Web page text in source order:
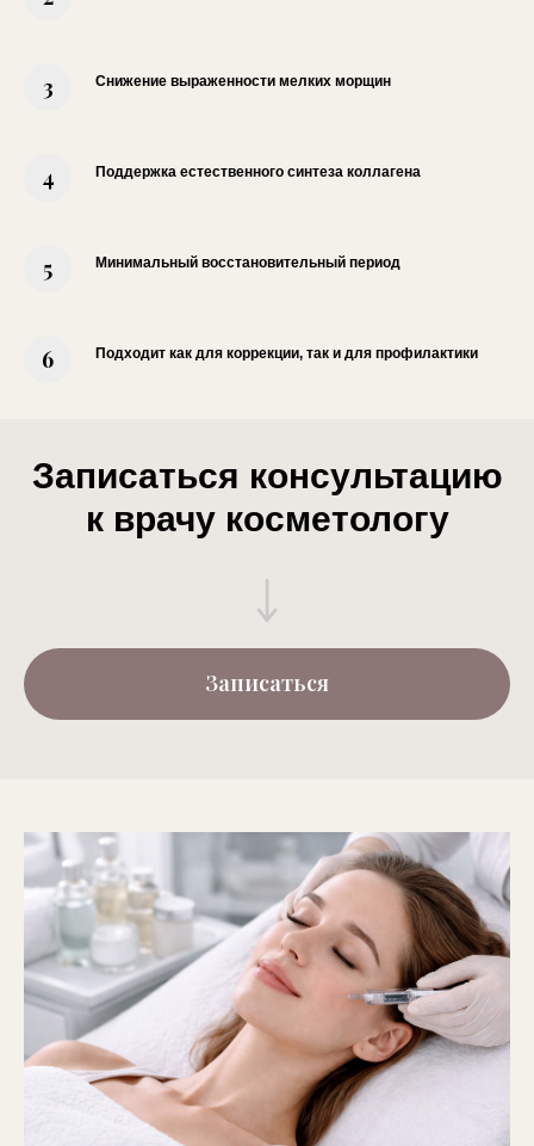
Снижение выраженности мелких морщин
Поддержка естественного синтеза коллагена
Минимальный восстановительный период
Подходит как для коррекции, так и для профилактики
Записаться консультацию
к врачу косметологу
Записаться